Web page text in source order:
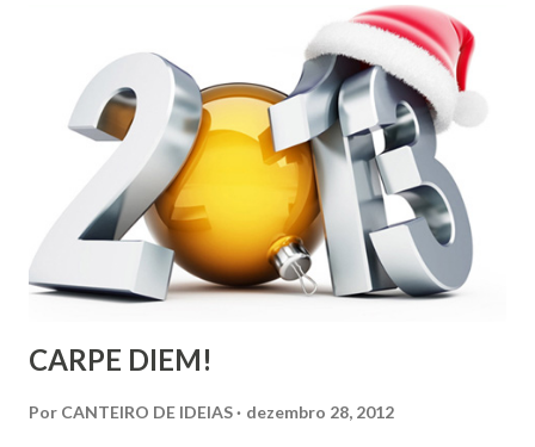
CARPE DIEM!
Por CANTEIRO DE IDEIAS dezembro 28, 2012